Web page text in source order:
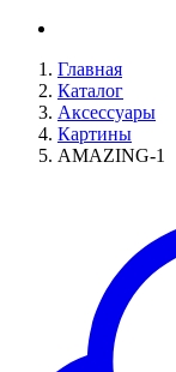
Главная
Каталог
Аксессуары
Картины
AMAZING-1